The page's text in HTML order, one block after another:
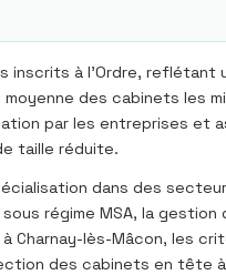
à l’Ordre,
des cabinets les
par les entreprises et
taille réduite.
dans des
régime MSA, la
Charnay-lès-Mâcon, les
des cabinets en tête